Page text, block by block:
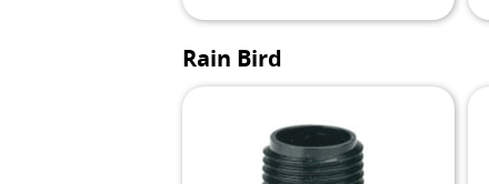
Rain Bird